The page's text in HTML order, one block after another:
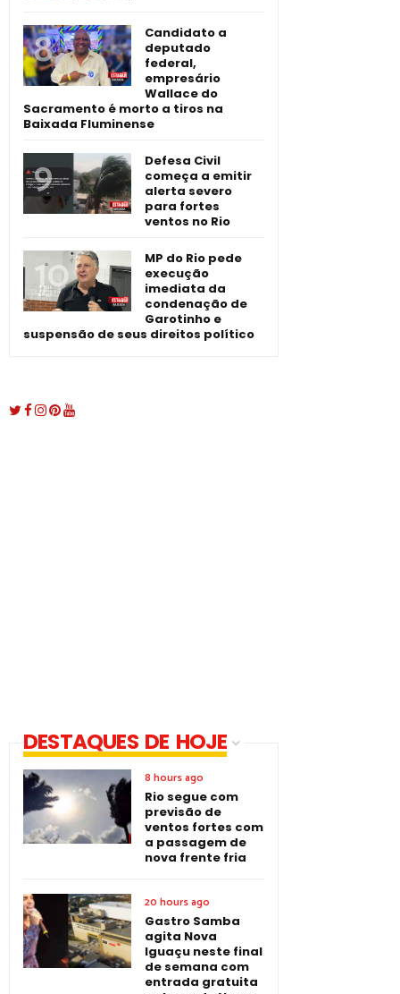
Candidato a
deputado
federal,
empresário
Wallace do
Sacramento é morto a tiros na
Baixada Fluminense
Defesa Civil
começa a emitir
alerta severo
para fortes
ventos no Rio
MP do Rio pede
execução
imediata da
condenação de
Garotinho e
suspensão de seus direitos político
DESTAQUES DE HOJE
8 hours ago
Rio segue com
previsão de
ventos fortes com
a passagem de
nova frente fria
20 hours ago
Gastro Samba
agita Nova
Iguaçu neste final
de semana com
entrada gratuita